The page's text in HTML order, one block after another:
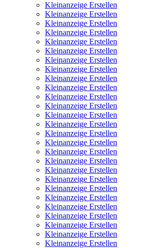
Kleinanzeige Erstellen
Kleinanzeige Erstellen
Kleinanzeige Erstellen
Kleinanzeige Erstellen
Kleinanzeige Erstellen
Kleinanzeige Erstellen
Kleinanzeige Erstellen
Kleinanzeige Erstellen
Kleinanzeige Erstellen
Kleinanzeige Erstellen
Kleinanzeige Erstellen
Kleinanzeige Erstellen
Kleinanzeige Erstellen
Kleinanzeige Erstellen
Kleinanzeige Erstellen
Kleinanzeige Erstellen
Kleinanzeige Erstellen
Kleinanzeige Erstellen
Kleinanzeige Erstellen
Kleinanzeige Erstellen
Kleinanzeige Erstellen
Kleinanzeige Erstellen
Kleinanzeige Erstellen
Kleinanzeige Erstellen
Kleinanzeige Erstellen
Kleinanzeige Erstellen
Kleinanzeige Erstellen